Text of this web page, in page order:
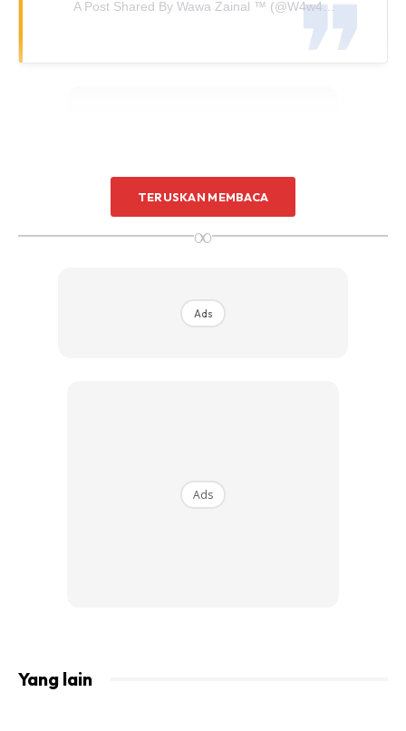
A Post Shared By Wawa Zainal ™️ (@w4w4_zainal) On
Ads
TERUSKAN MEMBACA
∞
Ads
Ads
Yang lain